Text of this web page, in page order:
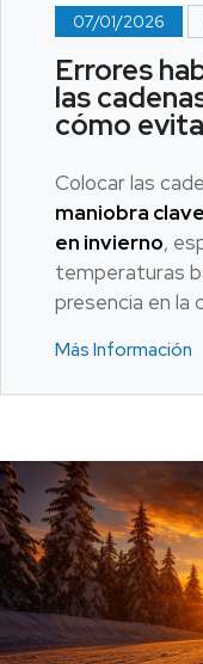
07/01/2026
Errores
las
cómo
Colocar las
maniobra
en invierno,
temperaturas
presencia en la
Más Información